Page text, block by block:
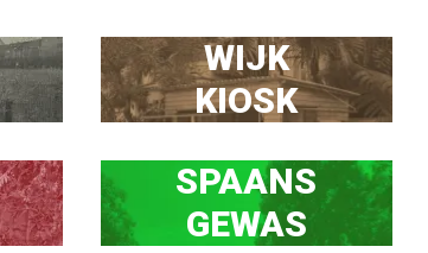
WIJK
KIOSK
SPAANS
GEWAS